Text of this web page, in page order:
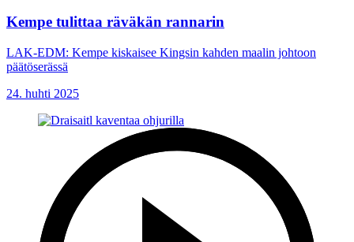
Kempe tulittaa räväkän rannarin
LAK-EDM: Kempe kiskaisee Kingsin kahden maalin johtoon
päätöserässä
24. huhti 2025